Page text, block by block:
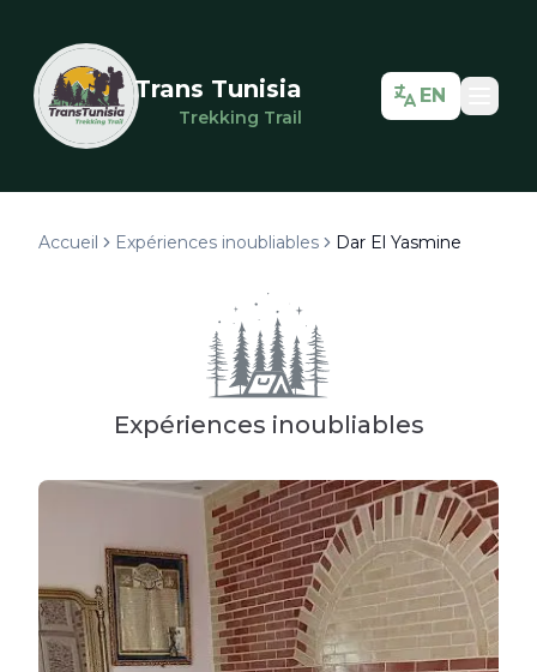
Trans Tunisia
Trekking Trail
EN
Accueil Expériences inoubliables Dar El Yasmine
Expériences inoubliables